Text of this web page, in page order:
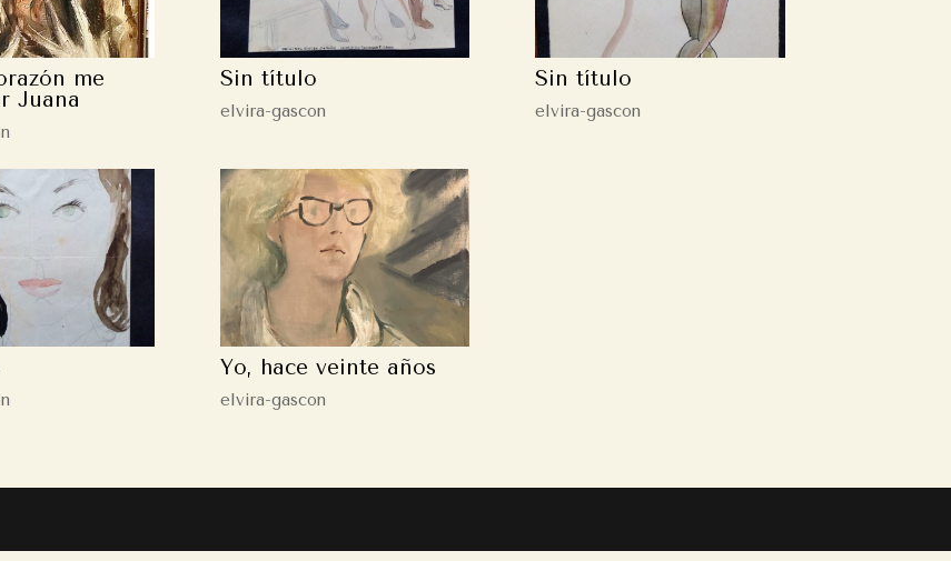
me
Juana
Sin título
elvira-gascon
Sin título
elvira-gascon
Yo, hace veinte años
elvira-gascon